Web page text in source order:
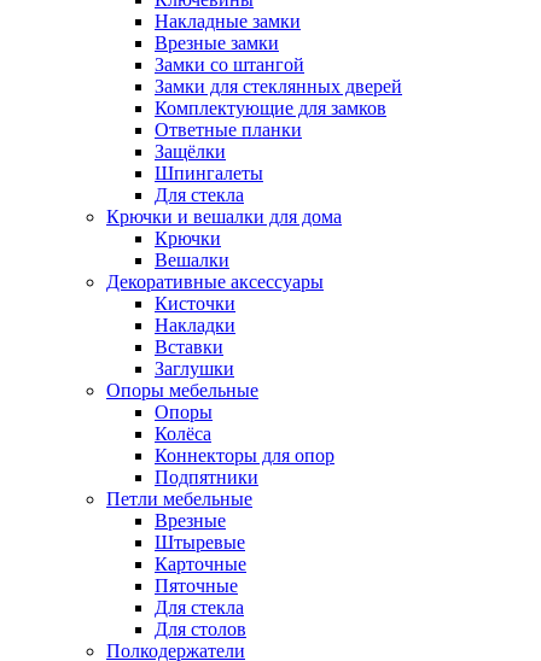
Накладные замки
Врезные замки
Замки со штангой
Замки для стеклянных дверей
Комплектующие для замков
Ответные планки
Защёлки
Шпингалеты
Для стекла
Крючки и вешалки для дома
Крючки
Вешалки
Декоративные аксессуары
Кисточки
Накладки
Вставки
Заглушки
Опоры мебельные
Опоры
Колёса
Коннекторы для опор
Подпятники
Петли мебельные
Врезные
Штыревые
Карточные
Пяточные
Для стекла
Для столов
Полкодержатели